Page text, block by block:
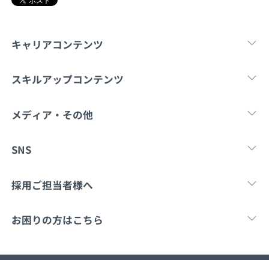
キャリアコンテンツ
転職・キャリア 新卒就
スキルアップコンテンツ
学習 マンガ・ゲーム
メディア・その他
Tech Team Journal note
SNS
X
採用ご担当者様へ
採用・教育をお考えの企業様へ 中途求人掲載はこ
お困りの方はこちら
paizaとは？ お問い合わ